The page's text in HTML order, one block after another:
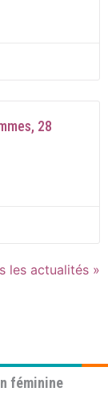
28
les actualités »
féminine